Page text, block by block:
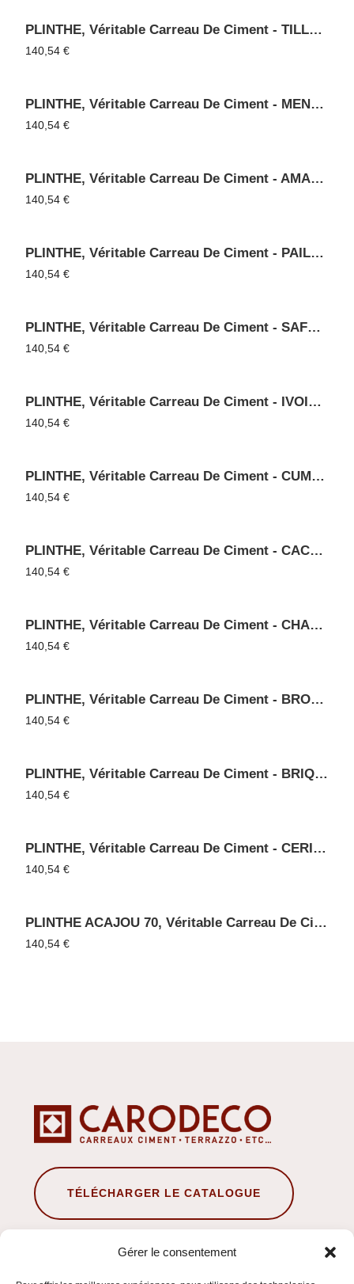
Gérer le consentement
PLINTHE, Véritable Carreau De Ciment - TILLEUL 55
140,54€
PLINTHE, Véritable Carreau De Ciment - MENTHE 65
140,54€
PLINTHE, Véritable Carreau De Ciment - AMANDE 53
140,54€
PLINTHE, Véritable Carreau De Ciment - PAILLE 20
140,54€
PLINTHE, Véritable Carreau De Ciment - SAFRAN 25
140,54€
PLINTHE, Véritable Carreau De Ciment - IVOIRE 18
140,54€
PLINTHE, Véritable Carreau De Ciment - CUMIN 27
140,54€
PLINTHE, Véritable Carreau De Ciment - CACHOU 47
140,54€
PLINTHE, Véritable Carreau De Ciment - CHANVRE 42
140,54€
PLINTHE, Véritable Carreau De Ciment - BRONZE 76
140,54€
PLINTHE, Véritable Carreau De Ciment - BRIQUE 75
140,54€
PLINTHE, Véritable Carreau De Ciment - CERISE 40
140,54€
PLINTHE ACAJOU 70, Véritable Carreau De Ciment
140,54€
TÉLÉCHARGER LE CATALOGUE
À propos de nous